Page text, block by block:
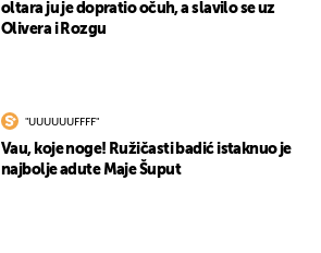
oltara ju je dopratio očuh, a slavilo se uz
Olivera i Rozgu
"UUUUUUFFFF"
Vau, koje noge! Ružičasti badić istaknuo je
najbolje adute Maje Šuput